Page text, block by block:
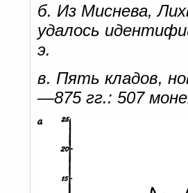
б. Из Миснева,
удалось
э.
в. Пять кладов,
—875 гг.: 507